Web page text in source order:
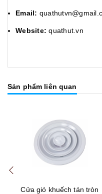
Email:
Website: quathut.vn
Sản phẩm liên quan
Cửa gió khuếch tán tròn